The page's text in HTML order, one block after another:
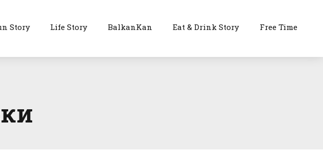
Story Life Story BalkanKan Eat & Drink Story Free Time